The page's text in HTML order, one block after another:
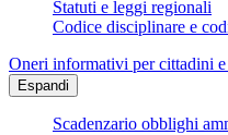
Statuti e leggi regionali
Codice disciplinare e
Oneri informativi per cittadini e
Espandi
Scadenzario obblighi